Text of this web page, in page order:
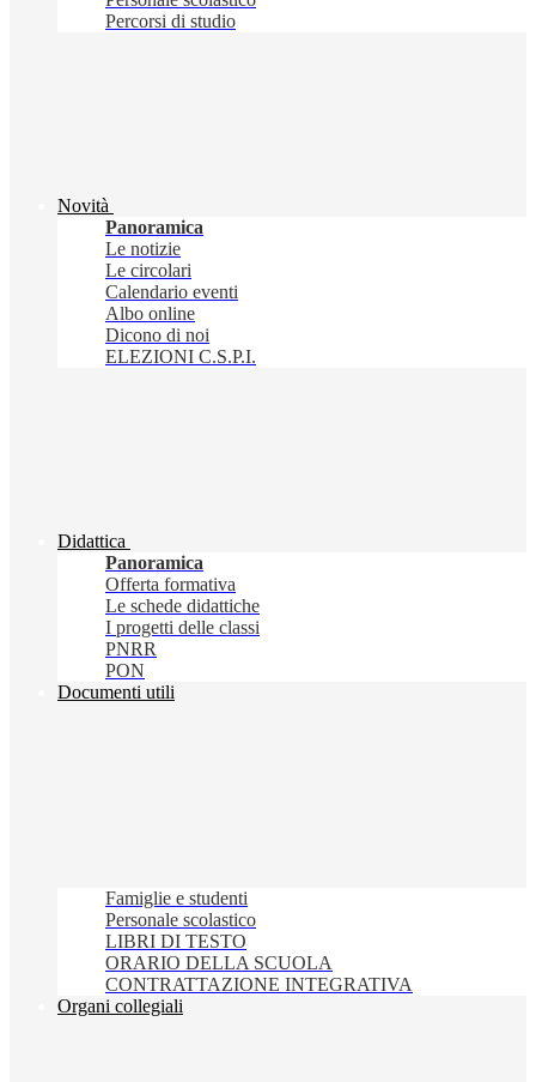
Percorsi di studio
Novità
Panoramica
Le notizie
Le circolari
Calendario eventi
Albo online
Dicono di noi
ELEZIONI C.S.P.I.
Didattica
Panoramica
Offerta formativa
Le schede didattiche
I progetti delle classi
PNRR
PON
Documenti utili
Famiglie e studenti
Personale scolastico
LIBRI DI TESTO
ORARIO DELLA SCUOLA
CONTRATTAZIONE INTEGRATIVA
Organi collegiali